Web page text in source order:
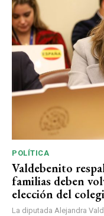
POLÍTICA
Valdebenito
familias deben
elección del
La diputada Alejandra